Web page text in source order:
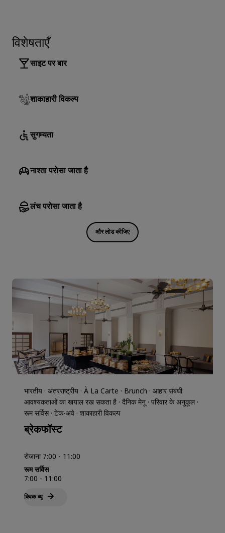
विशेषताएँ
साइट पर बार
शाकाहारी विकल्प
सुगम्यता
नाश्ता परोसा जाता है
लंच परोसा जाता है
और लोड कीजिए
भारतीय · अंतरराष्ट्रीय · À La Carte · Brunch · आहार संबंधी
आवश्यकताओं का खयाल रख सकता है · दैनिक मेनू · परिवार के अनुकूल ·
रूम सर्विस · टेक-अवे · शाकाहारी विकल्प
ब्रेकफॉस्ट
रोजाना 7:00 - 11:00
रूम सर्विस
7:00 - 11:00
क्विक व्‍यू